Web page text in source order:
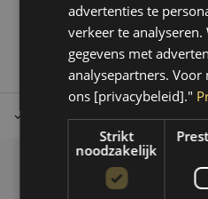
Tot 30 dagen retour sturen.
Klantenservice
advertenties te
verkeer te
gegevens met
analysepartners.
ons [privacybeleid]."
Strikt
noodzakelijk